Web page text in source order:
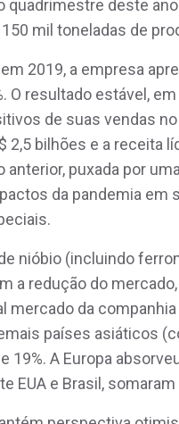
quadrimestre deste
mil toneladas de
2019, a empresa
O resultado estável,
de suas vendas
2,5 bilhões e a receita
anterior, puxada por
da pandemia
nióbio (incluindo
a redução do
mercado da
países asiáticos
19%. A Europa
EUA e Brasil, somaram